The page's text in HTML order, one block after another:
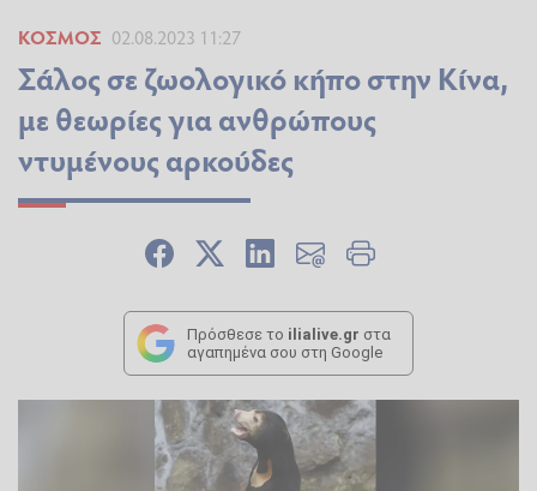
ΚΌΣΜΟΣ 02.08.2023 11:27
Σάλος σε ζωολογικό κήπο στην Κίνα,
με θεωρίες για ανθρώπους
ντυμένους αρκούδες
Πρόσθεσε το ilialive.gr στα
αγαπημένα σου στη Google